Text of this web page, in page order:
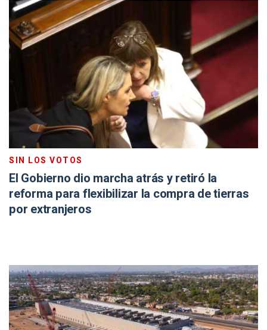
SIN LOS VOTOS
El Gobierno dio marcha atrás y retiró la
reforma para flexibilizar la compra de tierras
por extranjeros